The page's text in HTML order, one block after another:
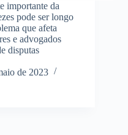
importante da
pode ser longo
que afeta
e advogados
disputas
de 2023